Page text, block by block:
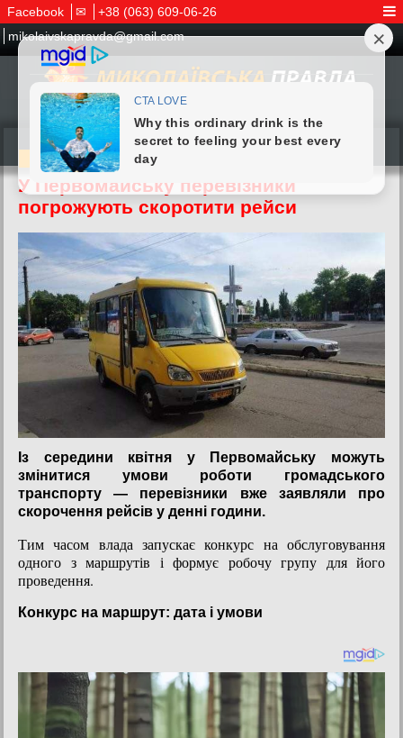
Facebook ✉
+38 (063) 609-06-26
mikolaivskapravda@gmail.com
13.04.2026
У Первомайську перевізники
погрожують скоротити рейси
Із середини квітня у Первомайську можуть
змінитися умови роботи громадського
транспорту — перевізники вже заявляли про
скорочення рейсів у денні години.
Тим часом влада запускає конкурс на обслуговування
одного з маршрутів і формує робочу групу для його
проведення.
Конкурс на маршрут: дата і умови